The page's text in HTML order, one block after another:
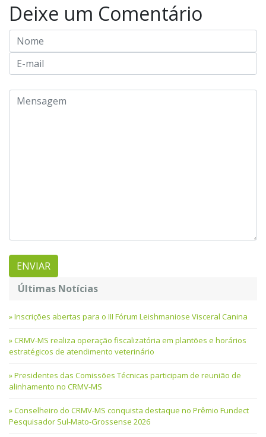
Deixe um Comentário
Últimas Notícias
Inscrições abertas para o III Fórum Leishmaniose Visceral Canina
CRMV-MS realiza operação fiscalizatória em plantões e horários
estratégicos de atendimento veterinário
Presidentes das Comissões Técnicas participam de reunião de
alinhamento no CRMV-MS
Conselheiro do CRMV-MS conquista destaque no Prêmio Fundect
Pesquisador Sul-Mato-Grossense 2026